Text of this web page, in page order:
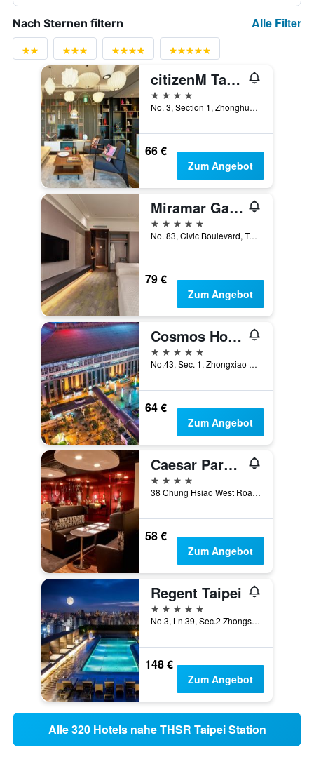
Nach Sternen filtern Alle Filter
citizenM Taipei North Gate
4 Sterne
No. 3, Section 1, Zhonghua Road, Taipei, Taiwan
66 €
Zum Angebot
Miramar Garden Taipei
5 Sterne
No. 83, Civic Boulevard, Taipei, Taiwan
79 €
Zum Angebot
Cosmos Hotel Taipei
5 Sterne
No.43, Sec. 1, Zhongxiao W. Rd., Taipei, Taiwan
64 €
Zum Angebot
Caesar Park Hotel Taipei
4 Sterne
38 Chung Hsiao West Road Section 1, Taipei, Taiwan
58 €
Zum Angebot
Regent Taipei
5 Sterne
No.3, Ln.39, Sec.2 Zhongshan N. Rd., Taipei, Taiwan
148 €
Zum Angebot
Alle 320 Hotels nahe THSR Taipei Station